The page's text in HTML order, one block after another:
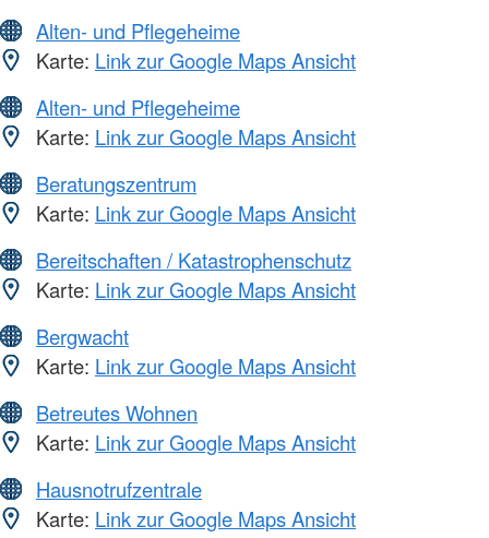
Alten- und Pflegeheime
Karte: Link zur Google Maps Ansicht
Alten- und Pflegeheime
Karte: Link zur Google Maps Ansicht
Beratungszentrum
Karte: Link zur Google Maps Ansicht
Bereitschaften / Katastrophenschutz
Karte: Link zur Google Maps Ansicht
Bergwacht
Karte: Link zur Google Maps Ansicht
Betreutes Wohnen
Karte: Link zur Google Maps Ansicht
Hausnotrufzentrale
Karte: Link zur Google Maps Ansicht